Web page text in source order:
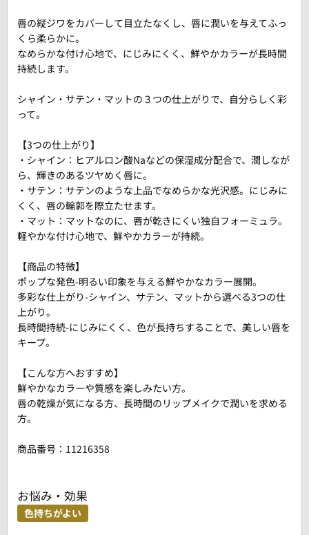
唇の縦ジワをカバーして目立たなくし、唇に潤いを与えてふっ
くら柔らかに。
なめらかな付け心地で、にじみにくく、鮮やかカラーが長時間
持続します。
シャイン・サテン・マットの３つの仕上がりで、自分らしく彩
って。
【3つの仕上がり】
・シャイン：ヒアルロン酸Naなどの保湿成分配合で、潤しなが
ら、輝きのあるツヤめく唇に。
・サテン：サテンのような上品でなめらかな光沢感。にじみに
くく、唇の輪郭を際立たせます。
・マット：マットなのに、唇が乾きにくい独自フォーミュラ。
軽やかな付け心地で、鮮やかカラーが持続。
【商品の特徴】
ポップな発色-明るい印象を与える鮮やかなカラー展開。
多彩な仕上がり-シャイン、サテン、マットから選べる3つの仕
上がり。
長時間持続-にじみにくく、色が長持ちすることで、美しい唇を
キープ。
【こんな方へおすすめ】
鮮やかなカラーや質感を楽しみたい方。
唇の乾燥が気になる方、長時間のリップメイクで潤いを求める
方。
商品番号： 11216358
お悩み・効果
色持ちがよい